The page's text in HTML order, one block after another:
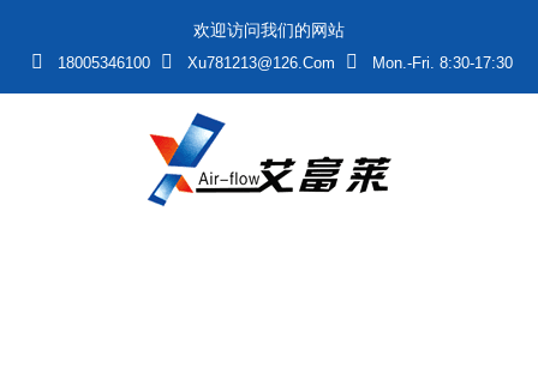
欢迎访问我们的网站
18005346100 Xu781213@126.com Mon.-Fri. 8:30-17:30